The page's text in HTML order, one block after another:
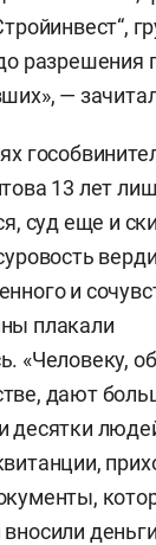
разрешения
—
13 лет
суд еще и
и
плакали
«Человеку,
дают
десятки